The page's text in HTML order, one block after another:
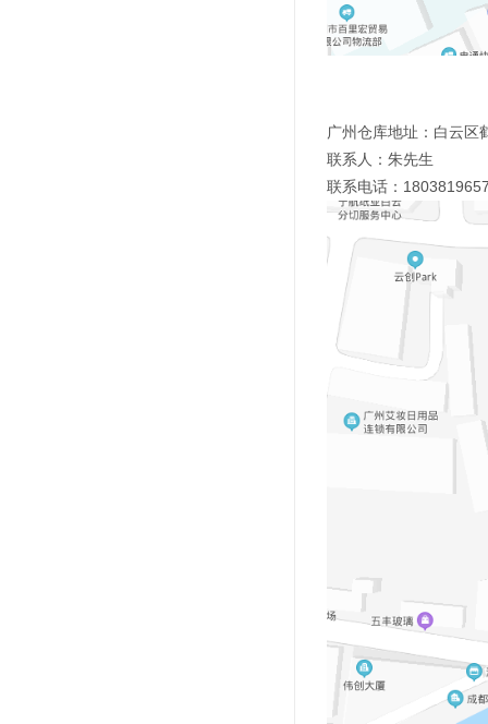
广州仓库地址：白云区
联系人：朱先生
联系电话：